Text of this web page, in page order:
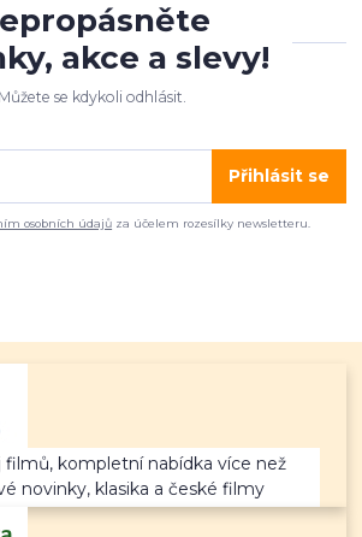
akce a slevy!
Můžete se kdykoli odhlásit.
Přihlásit se
osobních údajů za účelem rozesílky newsletteru.
filmů, kompletní nabídka více než
novinky, klasika a české filmy